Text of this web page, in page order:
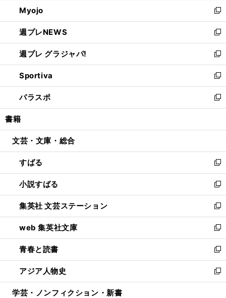
く
で
開
く
ド
ウ
で
開
く
ィ
ン
ド
ウ
で
開
く
Myojo
新
し
い
ウ
ィ
ン
ド
ウ
で
開
週プレNEWS
新
し
い
ウ
ィ
ン
ド
ウ
開
週プレ グラジャパ!
新
し
い
ウ
ィ
ン
ウ
開
く
Sportiva
新
し
い
ウ
ン
ウ
で
開
く
パラスポ
新
し
ウ
ン
ド
ウ
で
開
く
書籍
文芸・文庫・総合
すばる
新
し
い
ウ
ィ
ン
ド
ウ
で
開
く
小説すばる
新
し
い
ウ
ィ
ン
ド
ウ
で
開
集英社 文芸ステーション
新
し
い
ウ
ィ
ン
ド
ウ
web 集英社文庫
新
し
い
ウ
ィ
ン
青春と読書
新
し
い
ウ
アジア人物史
新
し
学芸・ノンフィクション・新書